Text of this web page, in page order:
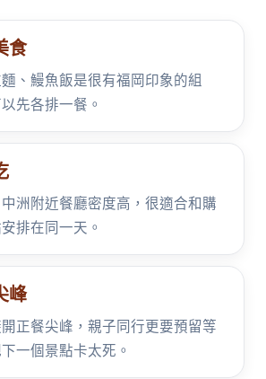
食
、鰻魚飯是很有福岡印象的組
先各排一餐。
洲附近餐廳密度高，很適合和購
排在同一天。
峰
正餐尖峰，親子同行更要預留等
一個景點卡太死。